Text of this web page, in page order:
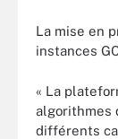
La mise en
instances
« La
algorithmes
différents